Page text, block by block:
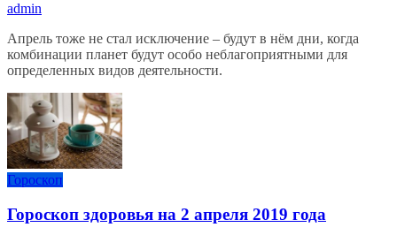
admin
Апрель тоже не стал исключение – будут в нём дни, когда
комбинации планет будут особо неблагоприятными для
определенных видов деятельности.
Гороскоп
Гороскоп здоровья на 2 апреля 2019 года